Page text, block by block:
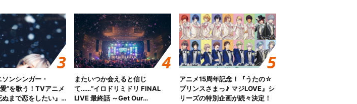
ンシンガー・
”を歌う！TVアニメ
ぬまで恋をしたい』
またいつか会えると信じ
て……“イロドリミドリ FINAL
LIVE 最終話 ～Get Our
アニメ15周年記念！『うたの☆
プリンスさまっ♪ マジLOVE』シ
リーズの特別企画が続々決定！